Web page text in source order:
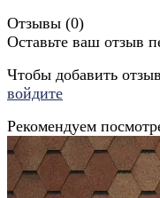
Отзывы (0)
Оставьте ваш отзыв
Чтобы добавить
войдите
Рекомендуем